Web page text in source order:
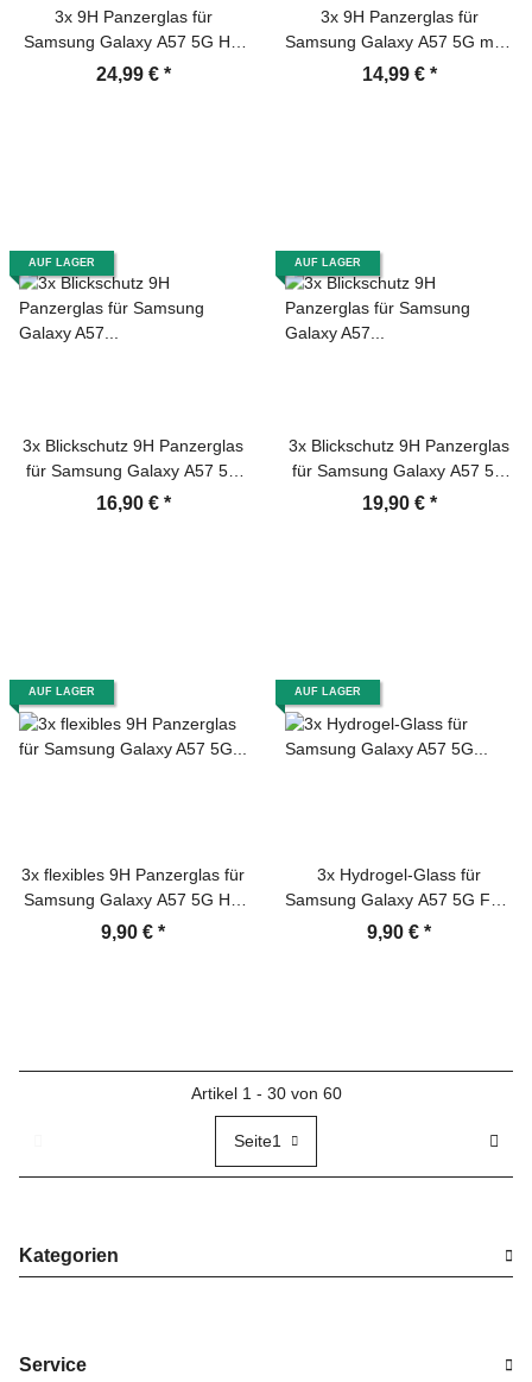
3x 9H Panzerglas für
Samsung Galaxy A57 5G HD
KLAR Full-Screen Protector
24,99 € *
3x 9H Panzerglas für
Samsung Galaxy A57 5G matt
Anti-Reflex entspiegelt echtes
14,99 € *
AUF LAGER
3x Blickschutz 9H Panzerglas
für Samsung Galaxy A57 5G
Anti-Spy Sichtschutz Privacy
16,90 € *
AUF LAGER
3x Blickschutz 9H Panzerglas
für Samsung Galaxy A57 5G
Full-Screen Anti-Spy Privacy
19,90 € *
AUF LAGER
3x flexibles 9H Panzerglas für
Samsung Galaxy A57 5G HD
klar Displayschutz Schutzglas
9,90 € *
AUF LAGER
3x Hydrogel-Glass für
Samsung Galaxy A57 5G Full-
Screen HD klar Schutzglas
9,90 € *
Artikel 1 - 30 von 60
Seite1
Kategorien
Service